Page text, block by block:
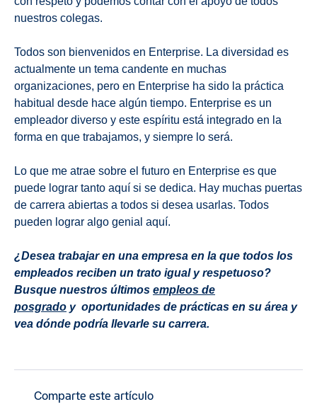
nuestros colegas.
Todos son bienvenidos en Enterprise. La diversidad es
actualmente un tema candente en muchas
organizaciones, pero en Enterprise ha sido la práctica
habitual desde hace algún tiempo. Enterprise es un
empleador diverso y este espíritu está integrado en la
forma en que trabajamos, y siempre lo será.
Lo que me atrae sobre el futuro en Enterprise es que
puede lograr tanto aquí si se dedica. Hay muchas puertas
de carrera abiertas a todos si desea usarlas. Todos
pueden lograr algo genial aquí.
¿Desea trabajar en una empresa en la que todos los
empleados reciben un trato igual y respetuoso?
Busque nuestros últimos empleos de
posgrado y oportunidades de prácticas en su área y
vea dónde podría llevarle su carrera.
Comparte este artículo